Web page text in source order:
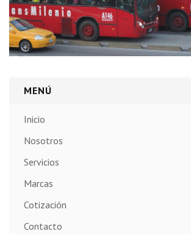
MENÚ
Inicio
Nosotros
Servicios
Marcas
Cotización
Contacto